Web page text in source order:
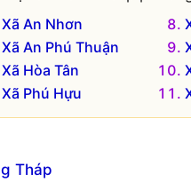
Xã An Nhơn
Xã An Phú Thuận
Xã Hòa Tân
Xã Phú Hựu
Tháp